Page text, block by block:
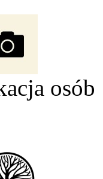
osób